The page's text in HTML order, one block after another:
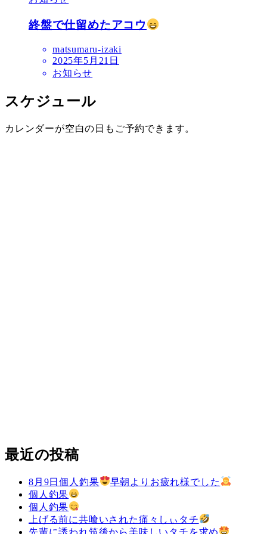
終盤で仕留めたアコウ
matsumaru-izaki
2025年5月21日
お知らせ
スケジュール
カレンダーが空白の日もご予約できます。
最近の投稿
8月9日個人釣果
早朝よりお疲れ様でした
個人釣果
個人釣果
上げる前に共喰いされた痛々しぃタチ
先輩に誘われ筑後から美味しいタチを求め